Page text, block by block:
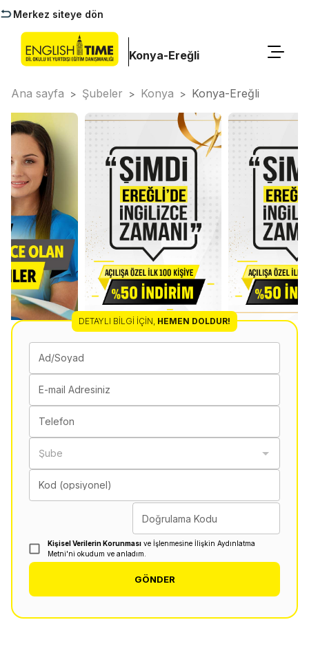
Merkez siteye dön
Konya-Ereğli
Ana sayfa > Şubeler > Konya > Konya-Ereğli
DETAYLI BILGI İÇIN, HEMEN DOLDUR!
Ad/Soyad
E-mail Adresiniz
Telefon
Şube
Kod (opsiyonel)
Doğrulama Kodu
Kişisel Verilerin Korunması ve İşlenmesine İlişkin Aydınlatma
Metni'ni okudum ve anladım.
GÖNDER